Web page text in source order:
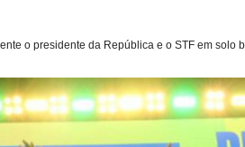
o presidente da República e o STF em solo